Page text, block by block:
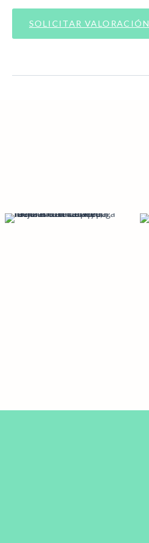
SOLICITAR VALORACIÓN